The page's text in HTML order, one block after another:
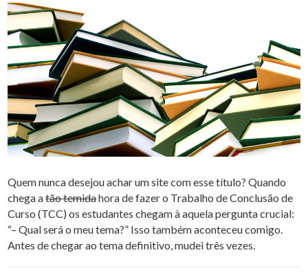
Quem nunca desejou achar um site com esse título? Quando
chega atão temidahora de fazer o Trabalho de Conclusão de
Curso (TCC) os estudantes chegam à aquela pergunta crucial:
“– Qual será o meu tema?” Isso também aconteceu comigo.
Antes de chegar ao tema definitivo, mudei três vezes.